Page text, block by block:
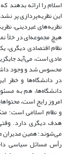
اسلام را ارائه
این نظریه‌پردازی پر
نظریه‌های غیردینی،
هیچ مجموعه‌ای در خلأ
نظام اقتصادی دیگری،
مادی است، می‌آید
محسوس شد و وجود داشت،
در دانشگاه‌ها و خطر
دانشگاه‌ها، هم به
امروز رایج است،
و نظام اسلامی است؛
هدف دیگری دارد.
می‌شوند؛ همین مدیران
رأس مسائل سیاسی